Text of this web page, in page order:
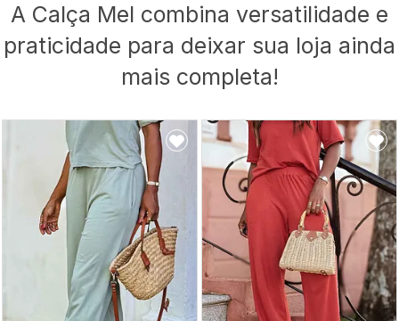
A Calça Mel combina versatilidade e
praticidade para deixar sua loja ainda
mais completa!